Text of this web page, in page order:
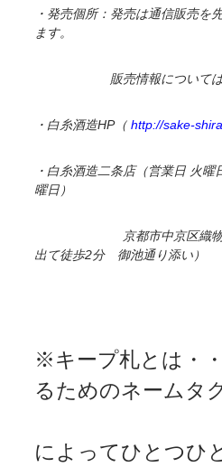
・発売個所：発売は通信販売を
ます。
販売情報については、白
・白糸酒造HP（ http://sake-
・白糸酒造二条店（営業日 火
曜日）
京都市中京区織物屋町
出て徒歩2分 御池通り添い）
※キープ札とは・
るためのネームタ
によってひとつひ